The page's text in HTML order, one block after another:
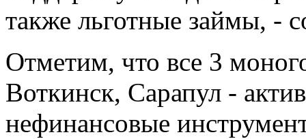
также льготные займы, -
Отметим, что все 3
Воткинск, Сарапул -
нефинансовые